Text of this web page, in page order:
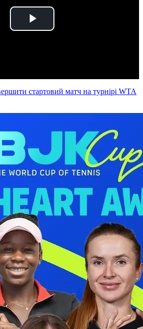
Play
стартовий матч на турнірі WTA